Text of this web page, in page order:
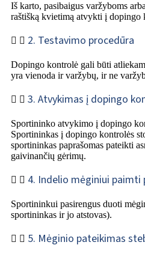
Iš karto, pasibaigus varžyboms
raštišką kvietimą atvykti į
2. Testavimo procedūra
Dopingo kontrolė gali būti
yra vienoda ir varžybų, ir ne
3. Atvykimas į dopingo
Sportininko atvykimo į dopingo
Sportininkas į dopingo kontrolės
sportininkas paprašomas pateikti
gaivinančių gėrimų.
4. Indelio mėginiui paimti
Sportininkui pasirengus duoti
sportininkas ir jo atstovas).
5. Mėginio pateikimas